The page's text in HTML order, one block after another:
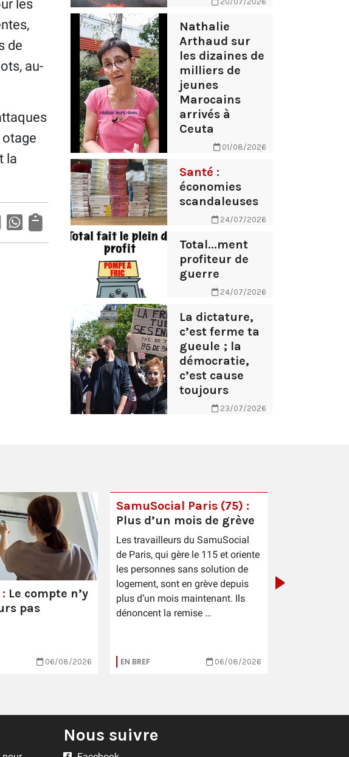
les
de
au-
otage
la
Nathalie
Arthaud sur
les dizaines de
milliers de
jeunes
Marocains
arrivés à
Ceuta
01/08/2026
Santé :
économies
scandaleuses
24/07/2026
Total...ment
profiteur de
guerre
24/07/2026
La dictature,
c’est ferme ta
gueule ; la
démocratie,
c’est cause
toujours
23/07/2026
Le compte n’y
pas
06/08/2026
SamuSocial Paris (75) :
Plus d’un mois de grève
Les travailleurs du SamuSocial
de Paris, qui gère le 115 et oriente
les personnes sans solution de
logement, sont en grève depuis
plus d’un mois maintenant. Ils
dénoncent la remise …
EN BREF 06/08/2026
Nous suivre